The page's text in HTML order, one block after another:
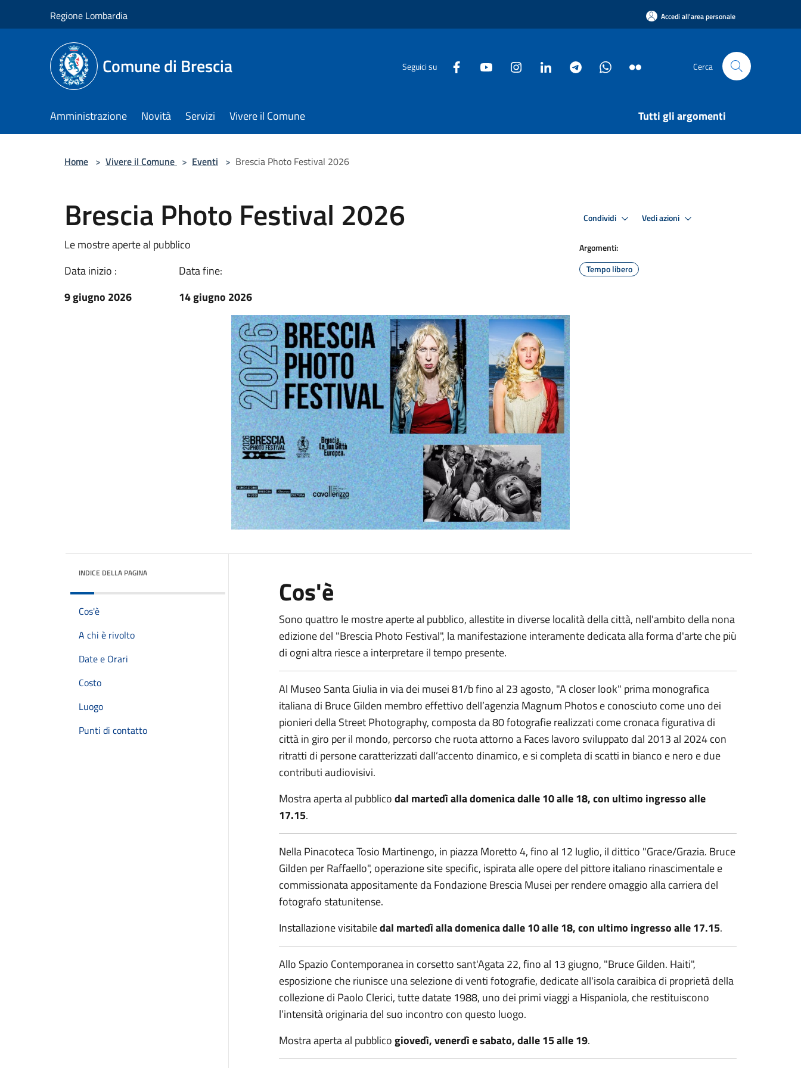
Regione Lombardia Accedi all'area personale
Comune di Brescia Seguici su Cerca
Amministrazione Novità Servizi Vivere il Comune Tutti gli argomenti
Home > Vivere il Comune > Eventi > Brescia Photo Festival 2026
Brescia Photo Festival 2026
Le mostre aperte al pubblico
Data inizio :
9 giugno 2026
Data fine:
14 giugno 2026
Condividi Vedi azioni
Argomenti:
Tempo libero
INDICE DELLA PAGINA
Cos'è
A chi è rivolto
Date e Orari
Costo
Luogo
Punti di contatto
Cos'è
Sono quattro le mostre aperte al pubblico, allestite in diverse località della città, nell'ambito della nona
edizione del "Brescia Photo Festival", la manifestazione interamente dedicata alla forma d'arte che più
di ogni altra riesce a interpretare il tempo presente.
Al Museo Santa Giulia in via dei musei 81/b fino al 23 agosto, "A closer look" prima monografica
italiana di Bruce Gilden membro effettivo dell’agenzia Magnum Photos e conosciuto come uno dei
pionieri della Street Photography, composta da 80 fotografie realizzati come cronaca figurativa di
città in giro per il mondo, percorso che ruota attorno a Faces lavoro sviluppato dal 2013 al 2024 con
ritratti di persone caratterizzati dall’accento dinamico, e si completa di scatti in bianco e nero e due
contributi audiovisivi.
Mostra aperta al pubblicodal martedì alla domenica dalle 10 alle 18, con ultimo ingresso alle
17.15.
Nella Pinacoteca Tosio Martinengo, in piazza Moretto 4, fino al 12 luglio, il dittico "Grace/Grazia. Bruce
Gilden per Raffaello", operazione site specific, ispirata alle opere del pittore italiano rinascimentale e
commissionata appositamente da Fondazione Brescia Musei per rendere omaggio alla carriera del
fotografo statunitense.
Installazione visitabiledal martedì alla domenica dalle 10 alle 18, con ultimo ingresso alle 17.15.
Allo Spazio Contemporanea in corsetto sant'Agata 22, fino al 13 giugno, "Bruce Gilden. Haiti",
esposizione che riunisce una selezione di venti fotografie, dedicate all'isola caraibica di proprietà della
collezione di Paolo Clerici, tutte datate 1988, uno dei primi viaggi a Hispaniola, che restituiscono
l’intensità originaria del suo incontro con questo luogo.
Mostra aperta al pubblicogiovedì, venerdì e sabato, dalle 15 alle 19.